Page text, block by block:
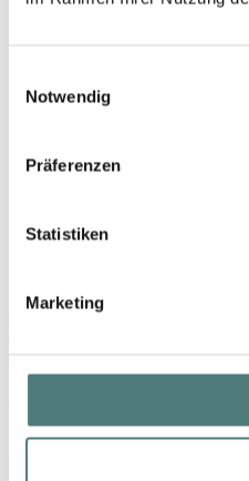
Notwendig
Präferenzen
Statistiken
Marketing